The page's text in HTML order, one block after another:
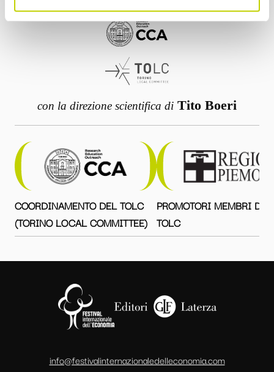
con la direzione scientifica di Tito Boeri
COORDINAMENTO DEL TOLC
(TORINO LOCAL COMMITTEE)
PROMOTORI MEMBRI DEL
TOLC
info@festivalinternazionaledelleconomia.com